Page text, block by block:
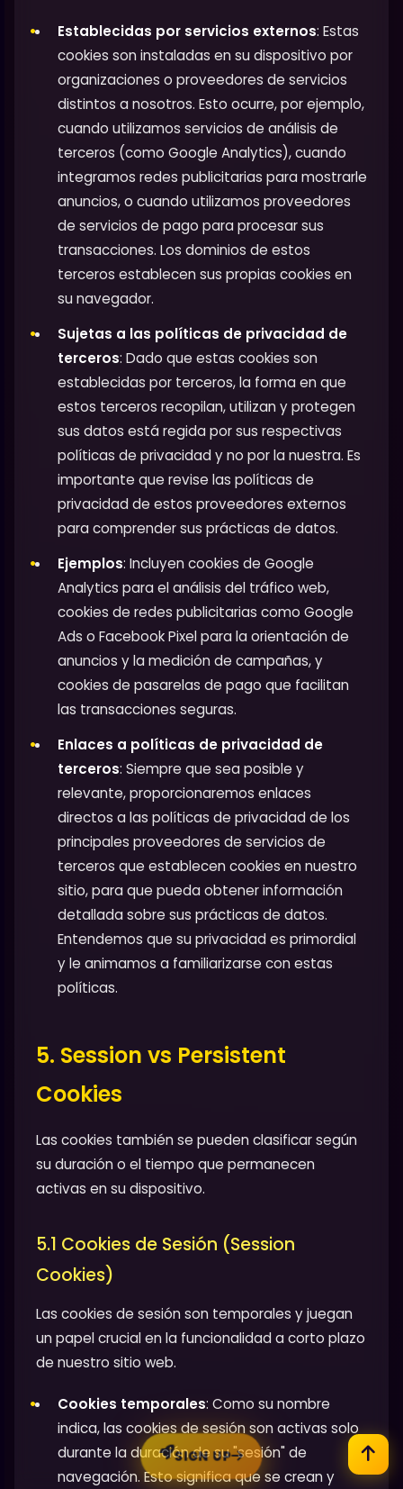
Establecidas por servicios externos: Estas
cookies son instaladas en su dispositivo por
organizaciones o proveedores de servicios
distintos a nosotros. Esto ocurre, por ejemplo,
cuando utilizamos servicios de análisis de
terceros (como Google Analytics), cuando
integramos redes publicitarias para mostrarle
anuncios, o cuando utilizamos proveedores
de servicios de pago para procesar sus
transacciones. Los dominios de estos
terceros establecen sus propias cookies en
su navegador.
Sujetas a las políticas de privacidad de
terceros: Dado que estas cookies son
establecidas por terceros, la forma en que
estos terceros recopilan, utilizan y protegen
sus datos está regida por sus respectivas
políticas de privacidad y no por la nuestra. Es
importante que revise las políticas de
privacidad de estos proveedores externos
para comprender sus prácticas de datos.
Ejemplos: Incluyen cookies de Google
Analytics para el análisis del tráfico web,
cookies de redes publicitarias como Google
Ads o Facebook Pixel para la orientación de
anuncios y la medición de campañas, y
cookies de pasarelas de pago que facilitan
las transacciones seguras.
Enlaces a políticas de privacidad de
terceros: Siempre que sea posible y
relevante, proporcionaremos enlaces
directos a las políticas de privacidad de los
principales proveedores de servicios de
terceros que establecen cookies en nuestro
sitio, para que pueda obtener información
detallada sobre sus prácticas de datos.
Entendemos que su privacidad es primordial
y le animamos a familiarizarse con estas
políticas.
5. Session vs Persistent
Cookies
Las cookies también se pueden clasificar según
su duración o el tiempo que permanecen
activas en su dispositivo.
5.1 Cookies de Sesión (Session
Cookies)
Las cookies de sesión son temporales y juegan
un papel crucial en la funcionalidad a corto plazo
de nuestro sitio web.
Cookies temporales: Como su nombre
indica, las cookies de sesión son activas solo
durante la duración de su "sesión" de
navegación. Esto significa que se crean y
SIGN UP